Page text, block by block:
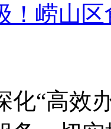
！崂山
“高效办